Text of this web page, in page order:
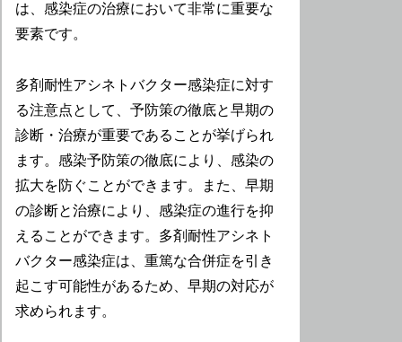
は、感染症の治療において非常に重要な
要素です。
多剤耐性アシネトバクター感染症に対す
る注意点として、予防策の徹底と早期の
診断・治療が重要であることが挙げられ
ます。感染予防策の徹底により、感染の
拡大を防ぐことができます。また、早期
の診断と治療により、感染症の進行を抑
えることができます。多剤耐性アシネト
バクター感染症は、重篤な合併症を引き
起こす可能性があるため、早期の対応が
求められます。